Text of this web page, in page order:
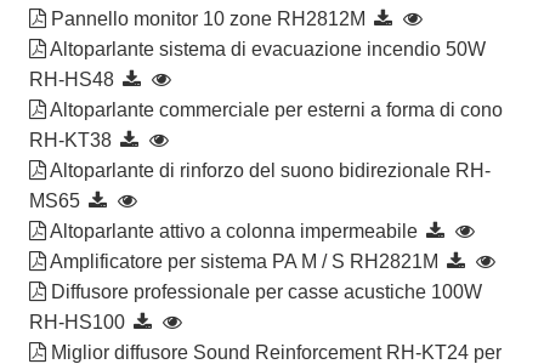
Pannello monitor 10 zone RH2812M
Altoparlante sistema di evacuazione incendio 50W
RH-HS48
Altoparlante commerciale per esterni a forma di cono
RH-KT38
Altoparlante di rinforzo del suono bidirezionale RH-
MS65
Altoparlante attivo a colonna impermeabile
Amplificatore per sistema PA M / S RH2821M
Diffusore professionale per casse acustiche 100W
RH-HS100
Miglior diffusore Sound Reinforcement RH-KT24 per